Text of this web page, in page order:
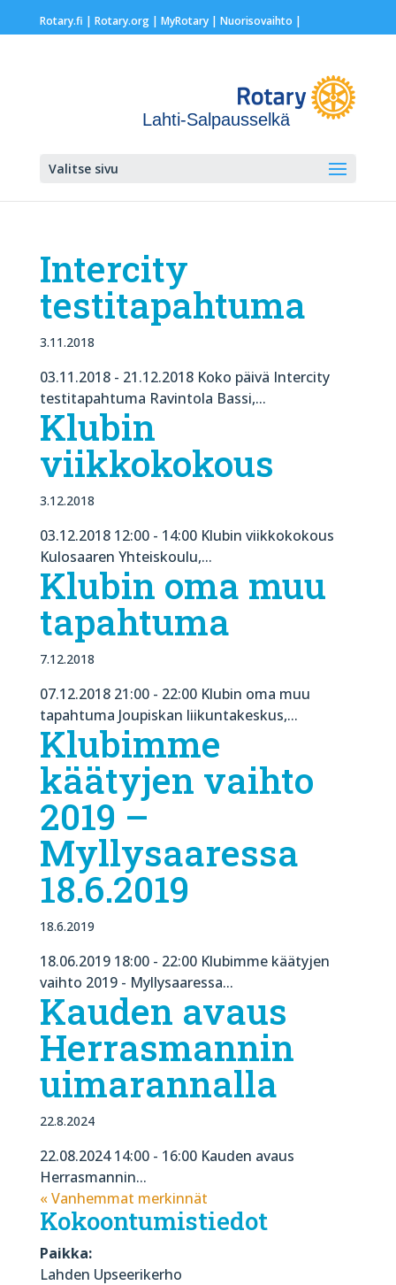
Rotary.fi | Rotary.org| MyRotary | Nuorisovaihto |
Lahti-Salpausselkä
Valitse sivu
Intercity
testitapahtuma
3.11.2018
03.11.2018 - 21.12.2018 Koko päivä Intercity
testitapahtuma Ravintola Bassi,...
Klubin
viikkokokous
3.12.2018
03.12.2018 12:00 - 14:00 Klubin viikkokokous
Kulosaaren Yhteiskoulu,...
Klubin oma muu
tapahtuma
7.12.2018
07.12.2018 21:00 - 22:00 Klubin oma muu
tapahtuma Joupiskan liikuntakeskus,...
Klubimme
käätyjen vaihto
2019 –
Myllysaaressa
18.6.2019
18.6.2019
18.06.2019 18:00 - 22:00 Klubimme käätyjen
vaihto 2019 - Myllysaaressa...
Kauden avaus
Herrasmannin
uimarannalla
22.8.2024
22.08.2024 14:00 - 16:00 Kauden avaus
Herrasmannin...
« Vanhemmat merkinnät
Kokoontumistiedot
Paikka:
Lahden Upseerikerho